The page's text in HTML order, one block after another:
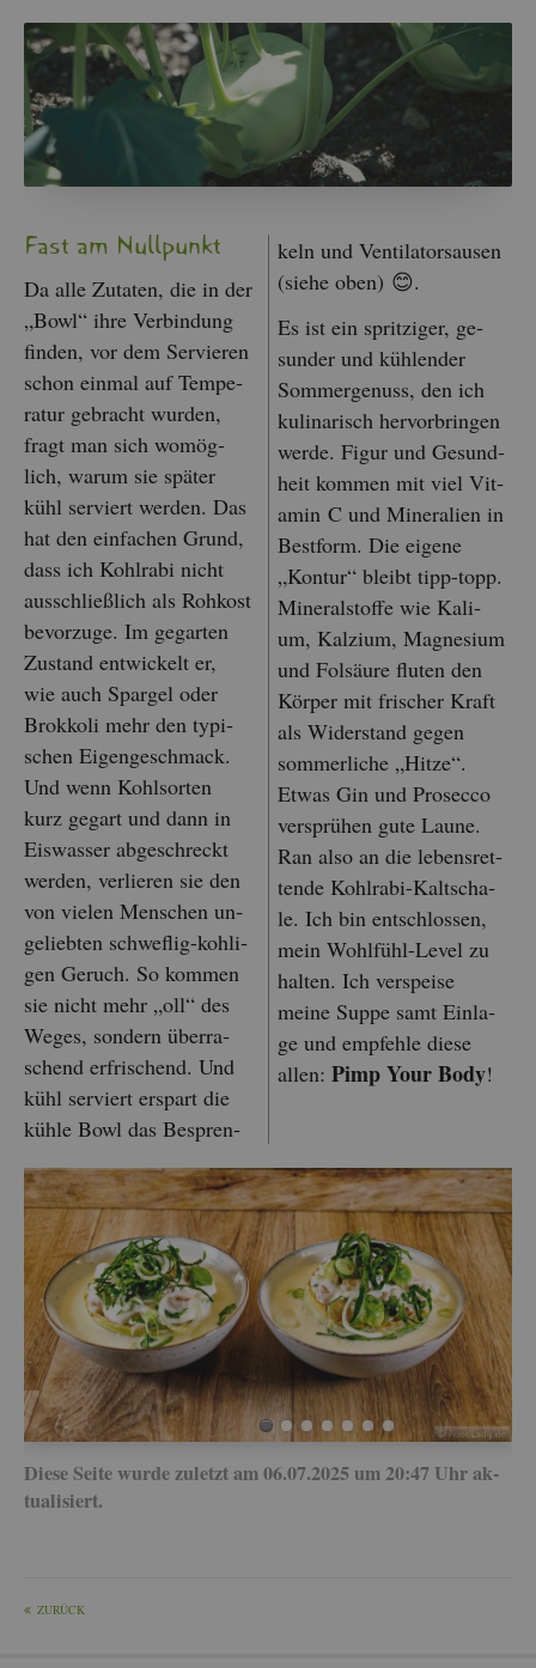
Fast am Null­punkt
Da alle Zu­ta­ten, die in der
„Bowl“ ihre Ver­bin­dung
fin­den, vor dem Ser­vie­ren
schon ein­mal auf Tem­pe­
ra­tur ge­bracht wur­den,
fragt man sich wo­mög­
lich, warum sie spä­ter
kühl ser­viert wer­den. Das
hat den ein­fa­chen Grund,
dass ich Kohl­ra­bi nicht
aus­schlie­ß­lich als Roh­kost
be­vor­zu­ge. Im ge­gar­ten
Zu­stand ent­wi­ckelt er,
wie auch Spar­gel oder
Brok­ko­li mehr den ty­pi­
schen Ei­gen­ge­schmack.
Und wenn Kohl­sor­ten
kurz ge­gart und dann in
Eis­was­ser ab­ge­schreckt
wer­den, ver­lie­ren sie den
von vie­len Men­schen un­
ge­lieb­ten schwef­lig-koh­li­
gen Ge­ruch. So kom­men
sie nicht mehr „oll“ des
Weges, son­dern über­ra­
schend er­fri­schend. Und
kühl ser­viert er­spart die
kühle Bowl das Be­spren­
keln und Ven­ti­la­tor­sau­sen
(siehe oben) 😊.
Es ist ein sprit­zi­ger, ge­
sun­der und küh­len­der
Som­mer­ge­nuss, den ich
ku­li­na­risch her­vor­brin­gen
werde. Figur und Ge­sund­
heit kom­men mit viel Vit­
amin C und Mi­ne­ra­li­en in
Best­form. Die ei­ge­ne
„Kon­tur“ bleibt tipp-topp.
Mi­ne­ral­stof­fe wie Ka­li­
um, Kal­zi­um, Ma­gne­si­um
und Fol­säu­re flu­ten den
Kör­per mit fri­scher Kraft
als Wi­der­stand gegen
som­mer­li­che „Hitze“.
Etwas Gin und Pro­sec­co
ver­sprü­hen gute Laune.
Ran also an die le­bens­ret­
ten­de Kohl­ra­bi-Kalt­scha­
le. Ich bin ent­schlos­sen,
mein Wohl­fühl-Level zu
hal­ten. Ich ver­spei­se
meine Suppe samt Ein­la­
ge und emp­feh­le diese
allen: Pimp Your Body!
Diese Seite wurde zu­letzt am 06.07.2025 um 20:47 Uhr ak­
tua­li­siert.
ZU­RÜCK